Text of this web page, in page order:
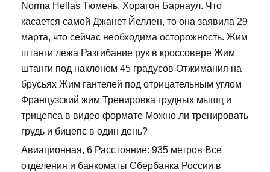
Norma Hellas Тюмень, Хорагон Барнаул. Что
касается самой Джанет Йеллен, то она заявила 29
марта, что сейчас необходима осторожность. Жим
штанги лежа Разгибание рук в кроссовере Жим
штанги под наклоном 45 градусов Отжимания на
брусьях Жим гантелей под отрицательным углом
Французский жим Тренировка грудных мышц и
трицепса в видео формате Можно ли тренировать
грудь и бицепс в один день?
Авиационная, 6 Расстояние: 935 метров Все
отделения и банкоматы Сбербанка России в